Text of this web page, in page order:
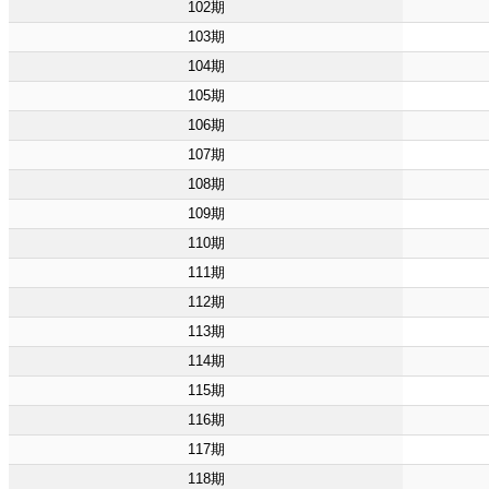
102期
103期
104期
105期
106期
107期
108期
109期
110期
111期
112期
113期
114期
115期
116期
117期
118期